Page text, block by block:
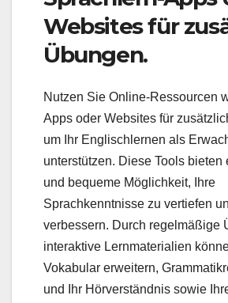
Websites für
Übungen.
Nutzen Sie Online-Ressourcen
Apps oder Websites für
um Ihr Englischlernen als
unterstützen. Diese Tools bieten
und bequeme Möglichkeit, Ihre
Sprachkenntnisse zu vertiefen
verbessern. Durch regelmäßige
interaktive Lernmaterialien
Vokabular erweitern,
und Ihr Hörverständnis sowie